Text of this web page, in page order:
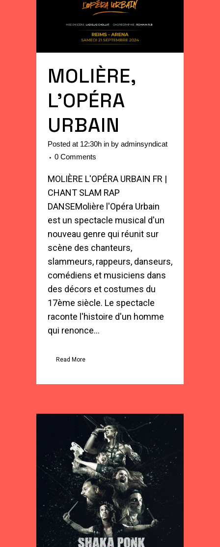
MOLIÈRE,
L’OPÉRA
URBAIN
Posted at 12:30h in by adminsyndicat
0 Comments
MOLIÈRE L'OPÉRA URBAIN FR |
CHANT SLAM RAP
DANSEMolière l'Opéra Urbain
est un spectacle musical d'un
nouveau genre qui réunit sur
scène des chanteurs,
slammeurs, rappeurs, danseurs,
comédiens et musiciens dans
des décors et costumes du
17ème siècle. Le spectacle
raconte l'histoire d'un homme
qui renonce...
Read More